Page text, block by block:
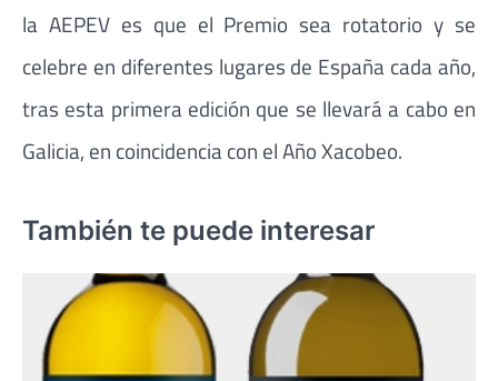
la AEPEV es que el Premio sea rotatorio y se
celebre en diferentes lugares de España cada año,
tras esta primera edición que se llevará a cabo en
Galicia, en coincidencia con el Año Xacobeo.
También te puede interesar